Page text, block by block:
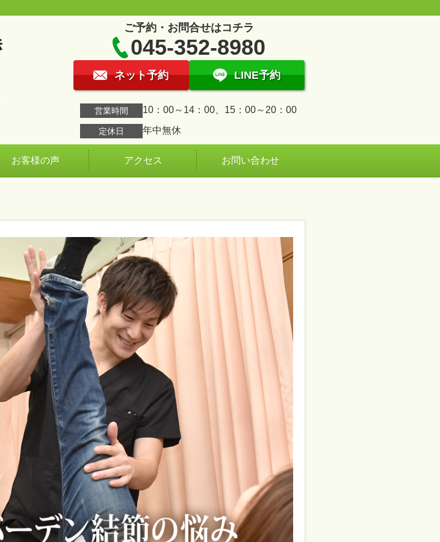
ご予約・お問合せはコチラ
045-352-8980
ネット予約 LINE予約
営業時間 10：00～14：00、15：00～20：00
定休日 年中無休
お客様の声 アクセス お問い合わせ